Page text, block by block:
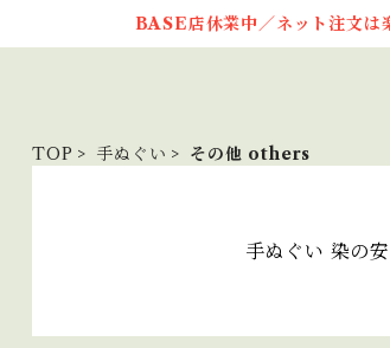
BASE店休業中／ネット注文
TOP 手ぬぐい その他 others
手ぬぐい 染の